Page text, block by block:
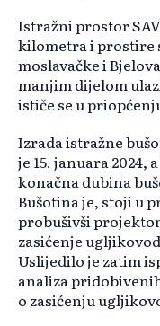
Istražni prostor
kilometra i prostire
moslavačke i
manjim dijelom
ističe se u
Izrada istražne
je 15. januara 2024,
konačna dubina
Bušotina je, stoji u
probušivši
zasićenje
Uslijedilo je zatim
analiza
o zasićenju